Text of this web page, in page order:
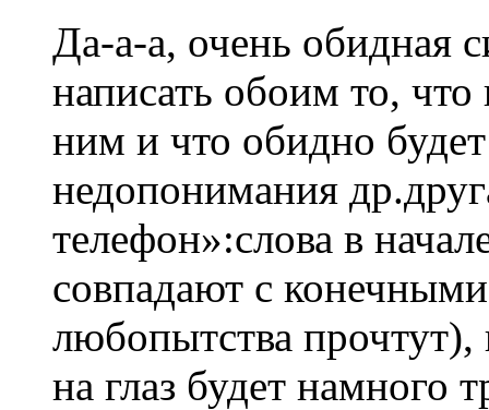
Да-а-а, очень обидная
написать обоим то,
ним и что обидно будет
недопонимания
телефон»:слова в
совпадают с
любопытства прочтут),
на глаз будет намного